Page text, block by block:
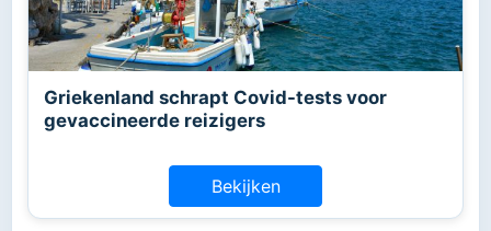
Griekenland schrapt Covid-tests voor
gevaccineerde reizigers
Bekijken